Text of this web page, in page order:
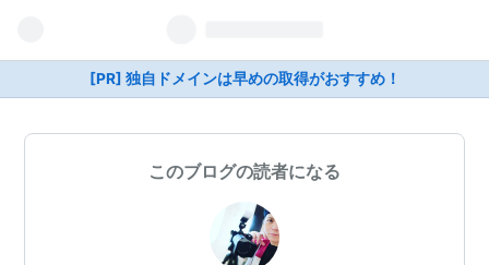
[PR] 独自ドメインは早めの取得がおすすめ！
このブログの読者になる